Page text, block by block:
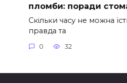
пломби: поради
Скільки часу не можна
правда та
0 32